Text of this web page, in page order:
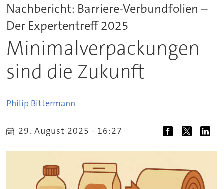
Nachbericht: Barriere-Verbundfolien –
Der Expertentreff 2025
Minimalverpackungen
sind die Zukunft
Philip Bittermann
29. August 2025 - 16:27